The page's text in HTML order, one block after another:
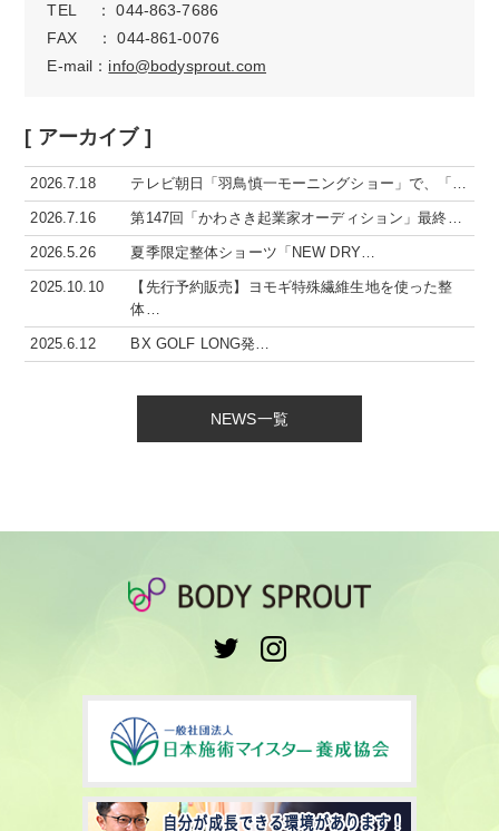
TEL ： 044-863-7686
FAX ： 044-861-0076
E-mail： info@bodysprout.com
[ アーカイブ ]
2026.7.18 テレビ朝日「羽鳥慎一モーニングショー」で、「…
2026.7.16 第147回「かわさき起業家オーディション」最終…
2026.5.26 夏季限定整体ショーツ「NEW DRY…
2025.10.10
【先行予約販売】ヨモギ特殊繊維生地を使った整
体…
2025.6.12 BX GOLF LONG発…
NEWS一覧